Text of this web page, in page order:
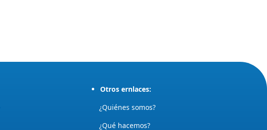
Otros ernlaces:
¿Quiénes somos?
¿Qué hacemos?